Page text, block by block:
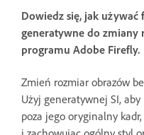
Dowiedz się, jak używać
generatywne do zmiany
programu Adobe Firefly.
Zmień rozmiar obrazów
Użyj generatywnej SI,
poza jego oryginalny